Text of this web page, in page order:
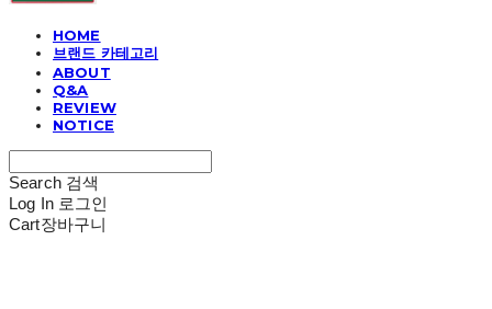
HOME
브랜드 카테고리
ABOUT
Q&A
REVIEW
NOTICE
Search 검색
Log In 로그인
Cart장바구니